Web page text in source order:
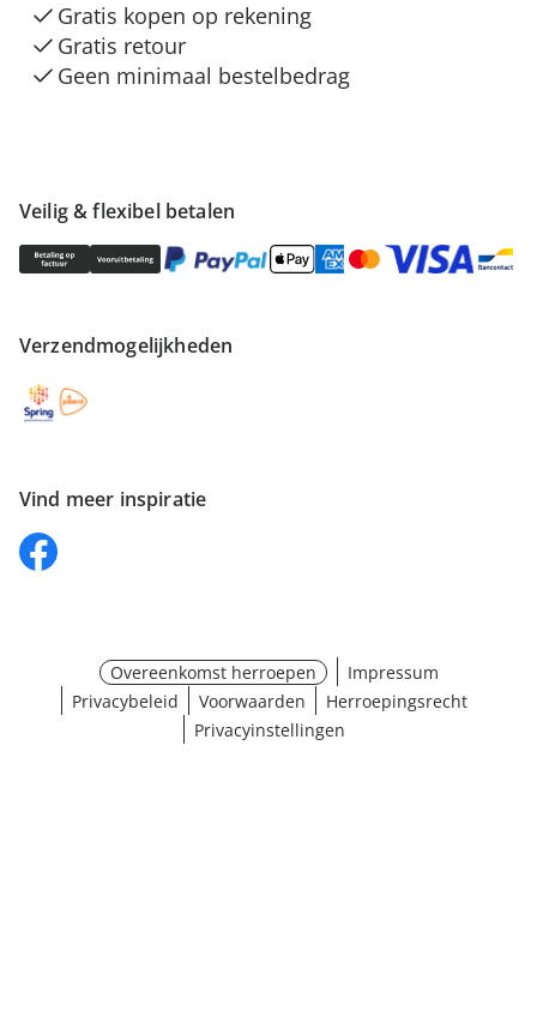
Veilig & flexibel betalen
Verzendmogelijkheden
Vind meer inspiratie
Gratis kopen op rekening
Gratis retour
Geen minimaal bestelbedrag
Overeenkomst herroepen
Impressum
Privacybeleid
Voorwaarden
Herroepingsrecht
Privacyinstellingen